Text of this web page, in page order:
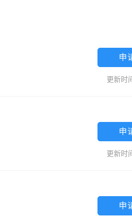
申
更新时
申
更新时
申